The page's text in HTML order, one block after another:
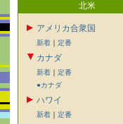
北米
アメリカ合衆国
新着 ｜ 定番
カナダ
新着 ｜ 定番
●カナダ
ハワイ
新着 ｜ 定番